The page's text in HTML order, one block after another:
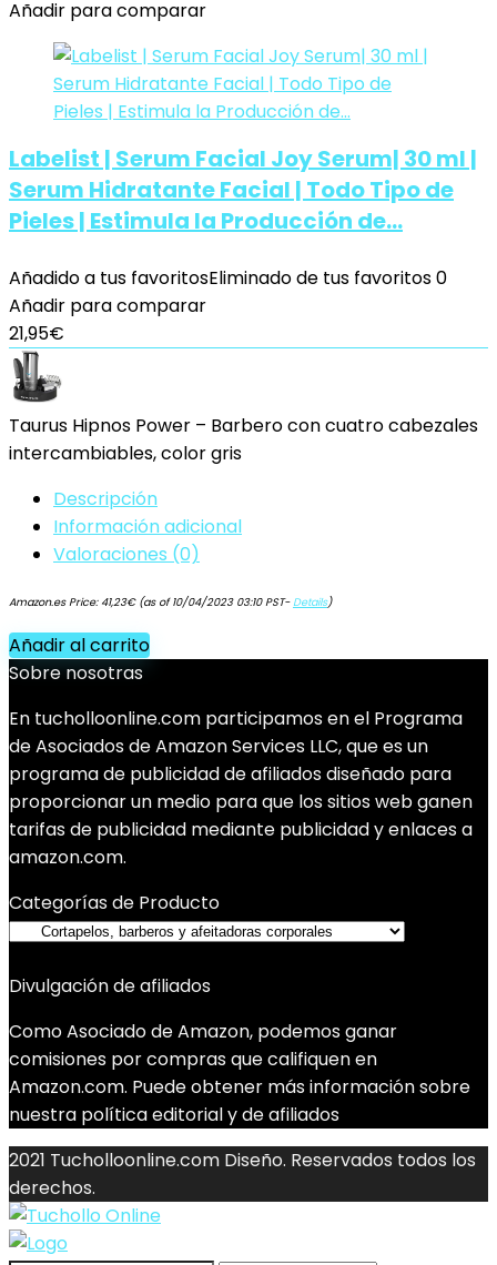
Añadir para comparar
Labelist | Serum Facial Joy Serum| 30 ml |
Serum Hidratante Facial | Todo Tipo de
Pieles | Estimula la Producción de…
Añadido a tus favoritosEliminado de tus favoritos0
Añadir para comparar
21,95€
Taurus Hipnos Power – Barbero con cuatro cabezales
intercambiables, color gris
Descripción
Información adicional
Valoraciones (0)
Amazon.es Price: 41,23€(as of 10/04/2023 03:10 PST-Details)
Añadir al carrito
Sobre nosotras
En tucholloonline.com participamos en el Programa
de Asociados de Amazon Services LLC, que es un
programa de publicidad de afiliados diseñado para
proporcionar un medio para que los sitios web ganen
tarifas de publicidad mediante publicidad y enlaces a
amazon.com.
Categorías de Producto
Divulgación de afiliados
Como Asociado de Amazon, podemos ganar
comisiones por compras que califiquen en
Amazon.com. Puede obtener más información sobre
nuestra política editorial y de afiliados
2021 Tucholloonline.com Diseño. Reservados todos los
derechos.